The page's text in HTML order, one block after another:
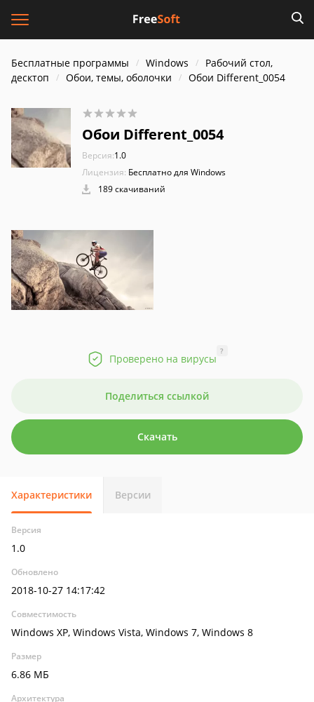
Бесплатные программы Windows
Рабочий стол,
десктоп
Обои, темы, оболочки Обои Different_0054
Обои Different_0054
Версия:1.0
Лицензия: Бесплатно для Windows
189 скачиваний
Проверено на вирусы
?
Поделиться ссылкой
Скачать
Характеристики Версии
Версия
1.0
Обновлено
2018-10-27 14:17:42
Совместимость
Windows XP, Windows Vista, Windows 7, Windows 8
Размер
6.86 МБ
Архитектура